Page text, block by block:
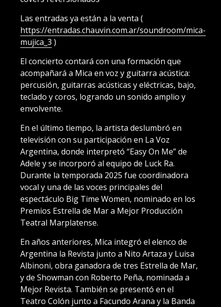
Las entradas ya están a la venta (
https://entradas.chauvin.com.ar/soundroom/mica-
mujica_3 )
El concierto contará con una formación que
acompañará a Mica en voz y guitarra acústica:
percusión, guitarras acústicas y eléctricas, bajo,
teclado y coros, logrando un sonido amplio y
envolvente.
En el último tiempo, la artista deslumbró en
televisión con su participación en La Voz
Argentina, donde interpretó “Easy On Me” de
Adele y se incorporó al equipo de Luck Ra.
Durante la temporada 2025 fue coordinadora
vocal y una de las voces principales del
espectáculo Big Time Women, nominado en los
Premios Estrella de Mar a Mejor Producción
Teatral Marplatense.
En años anteriores, Mica integró el elenco de
Argentina la Revista junto a Nito Artaza y Luisa
Albinoni, obra ganadora de tres Estrella de Mar,
y de Showman con Roberto Peña, nominada a
Mejor Revista. También se presentó en el
Teatro Colón junto a Facundo Arana y la Banda